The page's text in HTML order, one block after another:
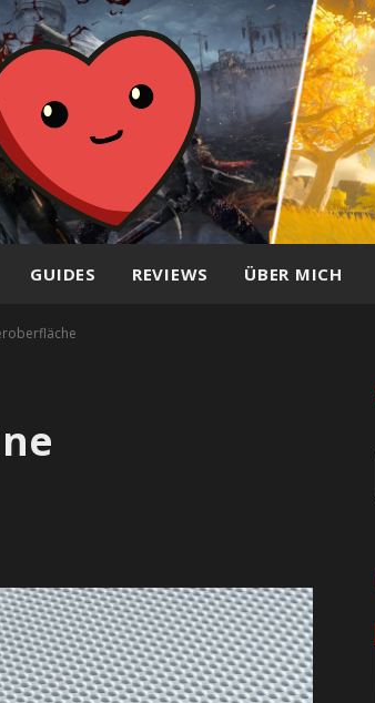
GUIDES REVIEWS ÜBER MICH